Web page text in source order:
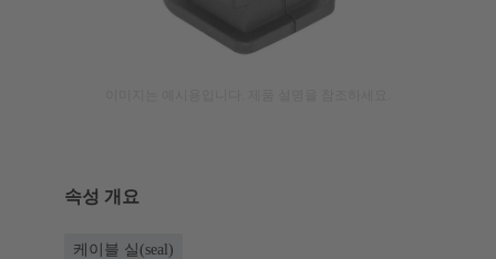
속성 개요
케이블 실(seal)